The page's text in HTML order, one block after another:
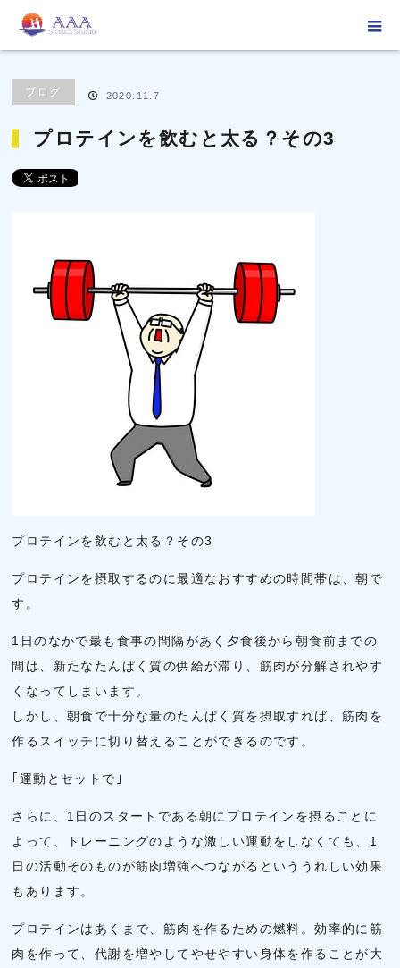
ブログ
ブログ 2020.11.7
プロテインを飲むと太る？その3
プロテインを飲むと太る？その3
プロテインを摂取するのに最適なおすすめの時間帯は、朝で
す。
1日のなかで最も食事の間隔があく夕食後から朝食前までの
間は、新たなたんぱく質の供給が滞り、筋肉が分解されやす
くなってしまいます。
しかし、朝食で十分な量のたんぱく質を摂取すれば、筋肉を
作るスイッチに切り替えることができるのです。
｢運動とセットで｣
さらに、1日のスタートである朝にプロテインを摂ることに
よって、トレーニングのような激しい運動をしなくても、1
日の活動そのものが筋肉増強へつながるといううれしい効果
もあります。
プロテインはあくまで、筋肉を作るための燃料。効率的に筋
肉を作って、代謝を増やしてやせやすい身体を作ることが大